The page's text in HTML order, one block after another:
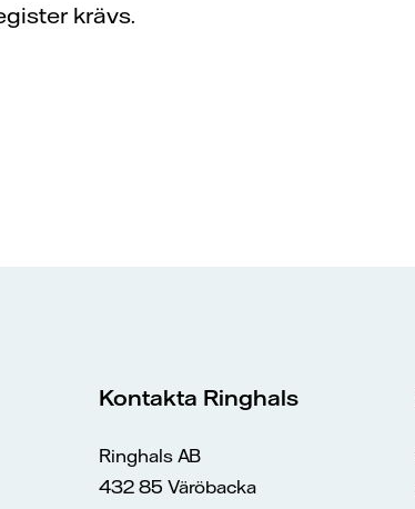
krävs.
Kontakta Ringhals
Ringhals AB
432 85 Väröbacka